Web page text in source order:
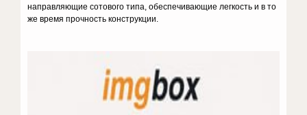
направляющие сотового типа, обеспечивающие легкость и в то
же время прочность конструкции.